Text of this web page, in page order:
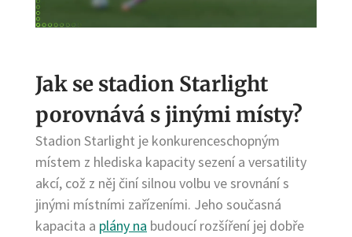
Jak se stadion Starlight
porovnává s jinými místy?
Stadion Starlight je konkurenceschopným
místem z hlediska kapacity sezení a versatility
akcí, což z něj činí silnou volbu ve srovnání s
jinými místními zařízeními. Jeho současná
kapacita a plány na budoucí rozšíření jej dobře